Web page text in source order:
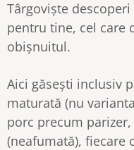
Târgoviște
pentru tine, cel care
obișnuitul.
Aici găsești inclusiv
maturată (nu
porc precum
(neafumată), fiecare